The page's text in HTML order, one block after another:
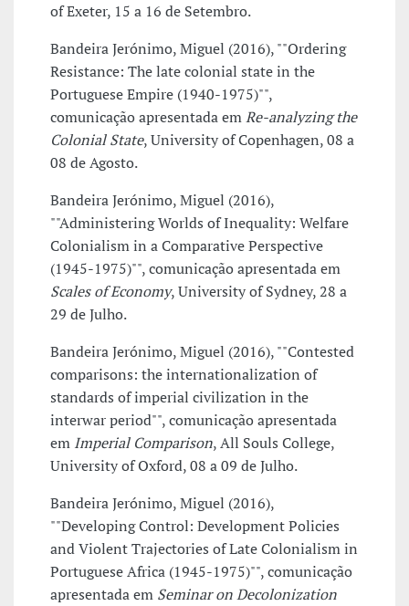
of Exeter, 15 a 16 de Setembro.
Bandeira Jerónimo, Miguel (2016), ""Ordering
Resistance: The late colonial state in the
Portuguese Empire (1940-1975)"",
comunicação apresentada emRe-analyzing the
Colonial State, University of Copenhagen, 08 a
08 de Agosto.
Bandeira Jerónimo, Miguel (2016),
""Administering Worlds of Inequality: Welfare
Colonialism in a Comparative Perspective
(1945-1975)"", comunicação apresentada em
Scales of Economy, University of Sydney, 28 a
29 de Julho.
Bandeira Jerónimo, Miguel (2016), ""Contested
comparisons: the internationalization of
standards of imperial civilization in the
interwar period"", comunicação apresentada
em Imperial Comparison, All Souls College,
University of Oxford, 08 a 09 de Julho.
Bandeira Jerónimo, Miguel (2016),
""Developing Control: Development Policies
and Violent Trajectories of Late Colonialism in
Portuguese Africa (1945-1975)"", comunicação
apresentada em Seminar on Decolonization